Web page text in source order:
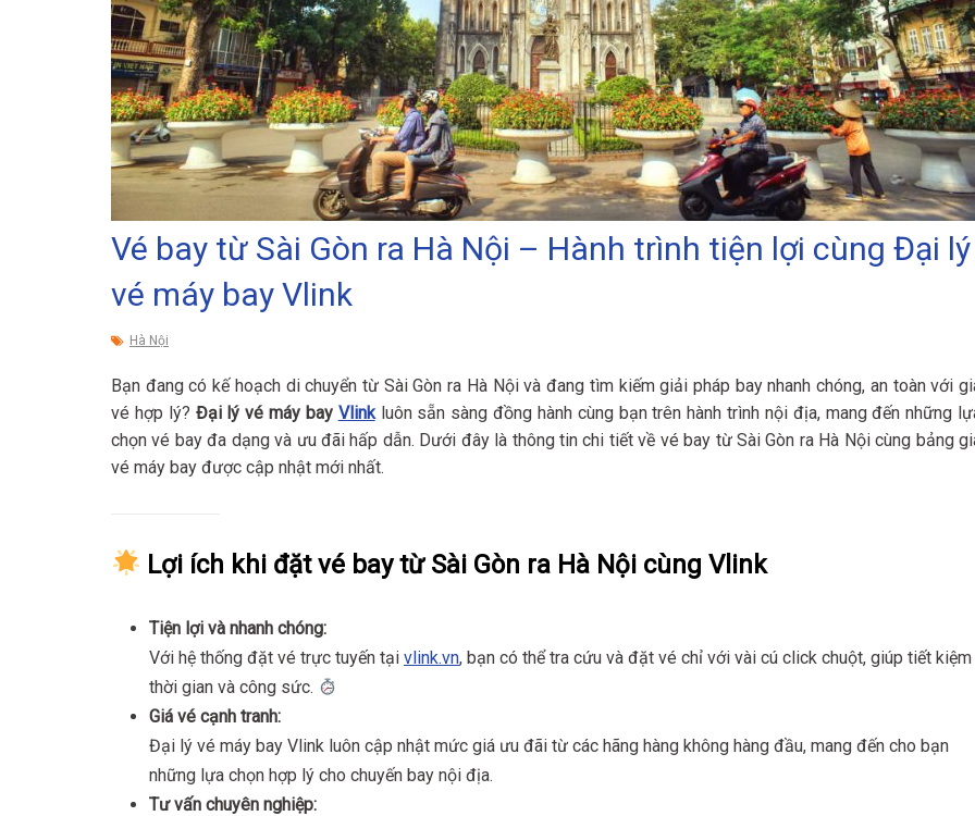
Vé bay từ Sài Gòn ra Hà Nội – Hành trình tiện lợi cùng Đại lý
vé máy bay Vlink
Hà Nội
Bạn đang có kế hoạch di chuyển từ Sài Gòn ra Hà Nội và đang tìm kiếm giải pháp bay nhanh chóng, an toàn với
vé hợp lý? Đại lý vé máy bay Vlinkluôn sẵn sàng đồng hành cùng bạn trên hành trình nội địa, mang đến những
chọn vé bay đa dạng và ưu đãi hấp dẫn. Dưới đây là thông tin chi tiết về vé bay từ Sài Gòn ra Hà Nội cùng bảng
vé máy bay được cập nhật mới nhất.
Lợi ích khi đặt vé bay từ Sài Gòn ra Hà Nội cùng Vlink
Tiện lợi và nhanh chóng:
Với hệ thống đặt vé trực tuyến tại vlink.vn, bạn có thể tra cứu và đặt vé chỉ với vài cú click chuột, giúp tiết kiệm
thời gian và công sức.
Giá vé cạnh tranh:
Đại lý vé máy bay Vlink luôn cập nhật mức giá ưu đãi từ các hãng hàng không hàng đầu, mang đến cho bạn
những lựa chọn hợp lý cho chuyến bay nội địa.
Tư vấn chuyên nghiệp: